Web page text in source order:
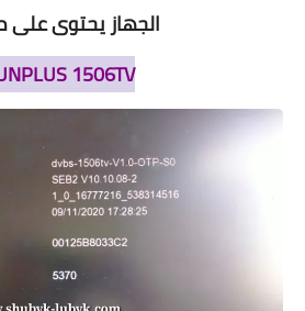
الجهاز يحتوى على
1506TV